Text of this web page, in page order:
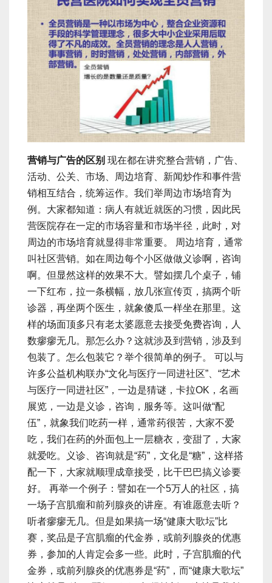
营销与广告的区别 现在都在讲究整合营销，广告、
活动、公关、市场、周边培育、新闻炒作和事件营
销相互结合，统筹运作。我们举周边市场培育为
例。大家都知道：病人有就近就医的习惯，因此民
营医院存在一定的市场容量和市场半径，此时，对
周边的市场培育就显得非常重要。 周边培育，通常
叫社区营销。如在周边每个小区做做义诊啊，咨询
啊。但显然这样的效果不大。譬如摆几个桌子，铺
一下红布，拉一条横幅，放几张宣传页，搞两个听
诊器，再坐两个医生，就象傻瓜一样坐在那里。这
样的场面顶多只有老太婆愿意去接受免费咨询，人
数瘳瘳无几。那怎么办？这就涉及到营销，涉及到
包装了。怎么包装它？举个很简单的例子。 可以与
许多公益机构联办“文化与医疗一同进社区”、“艺术
与医疗一同进社区”，一边是猜谜，卡拉OK，名画
展览，一边是义诊，咨询，服务等。这叫做“配
伍”，就象我们吃药一样，通常药很苦，大家不爱
吃，我们在药的外面包上一层糖衣，变甜了，大家
就爱吃。义诊、咨询就是“药”，文化是“糖”，这样搭
配一下，大家就顺理成章接受，比干巴巴搞义诊要
好。 再举一个例子：譬如在一个5万人的社区，搞
一场子宫肌瘤和前列腺炎的讲座。有谁愿意去听？
听者瘳瘳无几。但是如果搞一场“健康大歌坛”比
赛，奖品是子宫肌瘤的代金券，或前列腺炎的优惠
券，参加的人肯定会多一些。此时，子宫肌瘤的代
金券，或前列腺炎的优惠券是“药”，而“健康大歌坛”